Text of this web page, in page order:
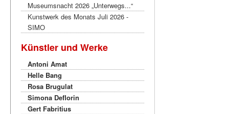
Museumsnacht 2026 „Unterwegs...“
Kunstwerk des Monats Juli 2026 -
SIMO
Künstler und Werke
Antoni Amat
Helle Bang
Rosa Brugulat
Simona Deflorin
Gert Fabritius